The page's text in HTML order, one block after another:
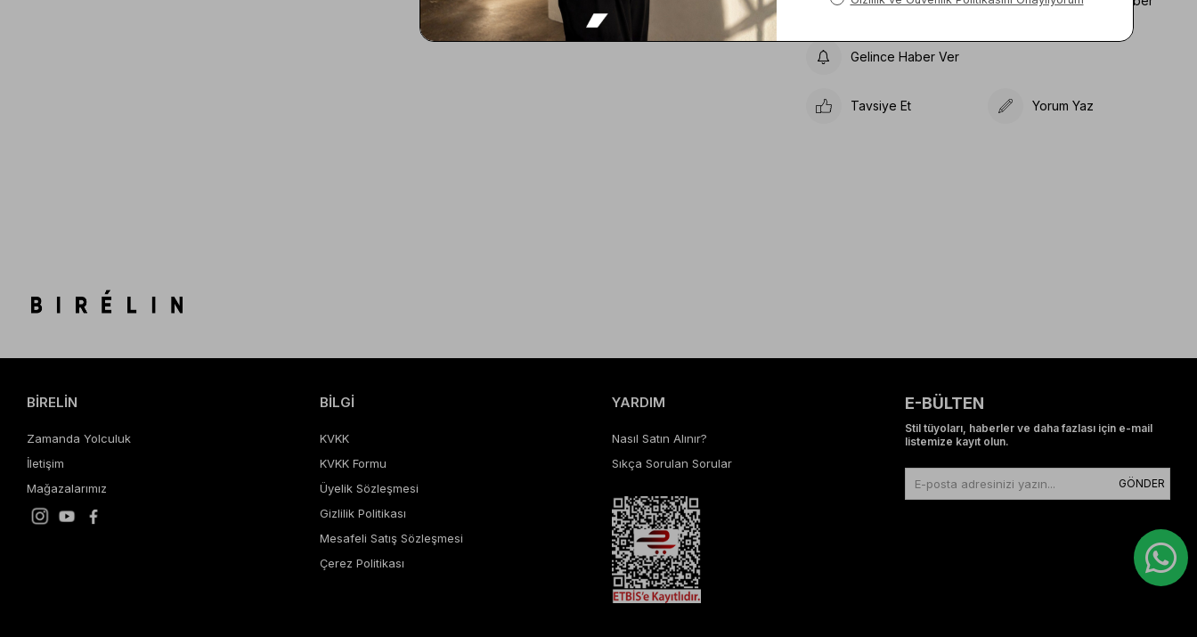
Karşılaştır
Gelince Haber Ver
Tavsiye Et Yorum Yaz
BİRELİN
Zamanda Yolculuk
İletişim
Mağazalarımız
BİLGİ
KVKK
KVKK Formu
Üyelik Sözleşmesi
Gizlilik Politikası
Mesafeli Satış Sözleşmesi
Çerez Politikası
YARDIM
Nasıl Satın Alınır?
Sıkça Sorulan Sorular
E-BÜLTEN
Stil tüyoları, haberler ve daha fazlası için e-mail
listemize kayıt olun.
GÖNDER